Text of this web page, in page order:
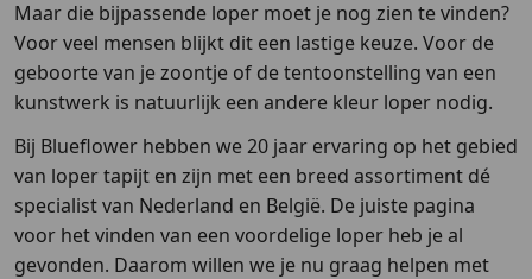
Maar die bijpassende loper moet je nog zien te vinden?
Voor veel mensen blijkt dit een lastige keuze. Voor de
geboorte van je zoontje of de tentoonstelling van een
kunstwerk is natuurlijk een andere kleur loper nodig.
Bij Blueflower hebben we 20 jaar ervaring op het gebied
van loper tapijt en zijn met een breed assortiment dé
specialist van Nederland en België. De juiste pagina
voor het vinden van een voordelige loper heb je al
gevonden. Daarom willen we je nu graag helpen met